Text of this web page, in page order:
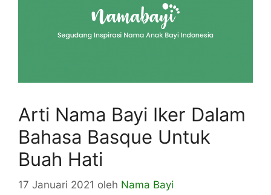
Arti Nama Bayi Iker Dalam
Bahasa Basque Untuk
Buah Hati
17 Januari 2021 oleh Nama Bayi